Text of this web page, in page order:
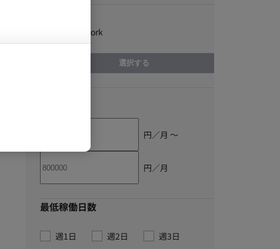
.NET Framework
選択する
円／月 〜
円／月
最低稼働日数
週1日 週2日
週3日